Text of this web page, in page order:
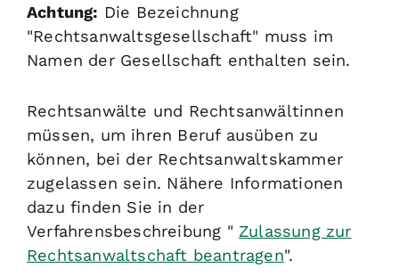
Achtung: Die Bezeichnung
"Rechtsanwaltsgesellschaft" muss im
Namen der Gesellschaft enthalten sein.
Rechtsanwälte und Rechtsanwältinnen
müssen, um ihren Beruf ausüben zu
können, bei der Rechtsanwaltskammer
zugelassen sein. Nähere Informationen
dazu finden Sie in der
Verfahrensbeschreibung " Zulassung zur
Rechtsanwaltschaft beantragen".